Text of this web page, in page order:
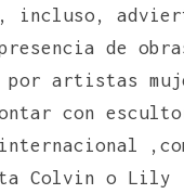
incluso,
de
por artistas
con
Colvin o Lily